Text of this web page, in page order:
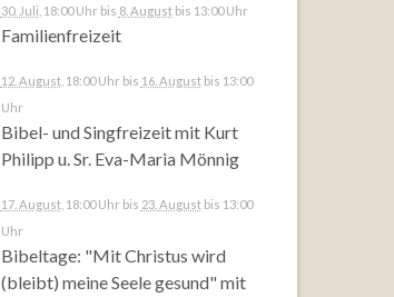
30. Juli , 18:00 Uhr bis 8. Augustbis 13:00 Uhr
Familienfreizeit
12. August, 18:00 Uhr bis 16. Augustbis 13:00
Uhr
Bibel- und Singfreizeit mit Kurt
Philipp u. Sr. Eva-Maria Mönnig
17. August, 18:00 Uhr bis 23. Augustbis 13:00
Uhr
Bibeltage: "Mit Christus wird
(bleibt) meine Seele gesund" mit